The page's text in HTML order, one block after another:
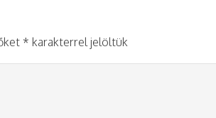
* karakterrel jelöltük